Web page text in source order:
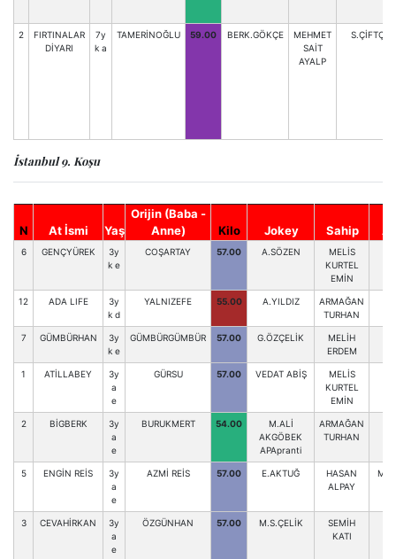
2
FIRTINALAR
DİYARI
7y
k a
TAMERİNOĞLU 59.00 BERK.GÖKÇE
MEHMET
SAİT
AYALP
S.ÇİFTÇİ
İstanbul 9. Koşu
N At İsmi Yaş
Orijin (Baba -
Anne)
Kilo Jokey Sahip
6 GENÇYÜREK
3y
k e
COŞARTAY 57.00 A.SÖZEN
MELİS
KURTEL
EMİN
12 ADA LIFE
3y
k d
YALNIZEFE 55.00 A.YILDIZ
ARMAĞAN
TURHAN
7 GÜMBÜRHAN
3y
k e
GÜMBÜRGÜMBÜR 57.00 G.ÖZÇELİK
MELİH
ERDEM
1 ATİLLABEY
3y
a
e
GÜRSU 57.00 VEDAT ABİŞ
MELİS
KURTEL
EMİN
2 BİGBERK
3y
a
e
BURUKMERT 54.00
M.ALİ
AKGÖBEK
APApranti
ARMAĞAN
TURHAN
5 ENGİN REİS
3y
a
e
AZMİ REİS 57.00 E.AKTUĞ
HASAN
ALPAY
3 CEVAHİRKAN
3y
a
e
ÖZGÜNHAN 57.00 M.S.ÇELİK
SEMİH
KATI